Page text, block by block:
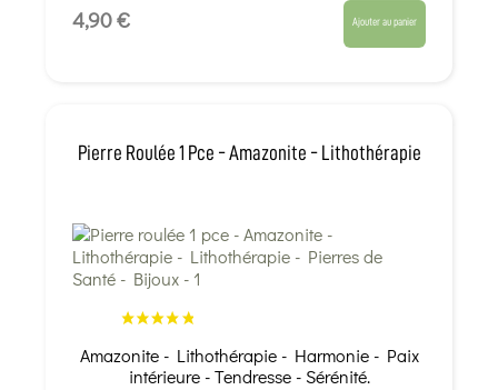
4,90 € Ajouter au panier
Pierre Roulée 1 Pce - Amazonite - Lithothérapie
Amazonite - Lithothérapie - Harmonie - Paix
intérieure - Tendresse - Sérénité.